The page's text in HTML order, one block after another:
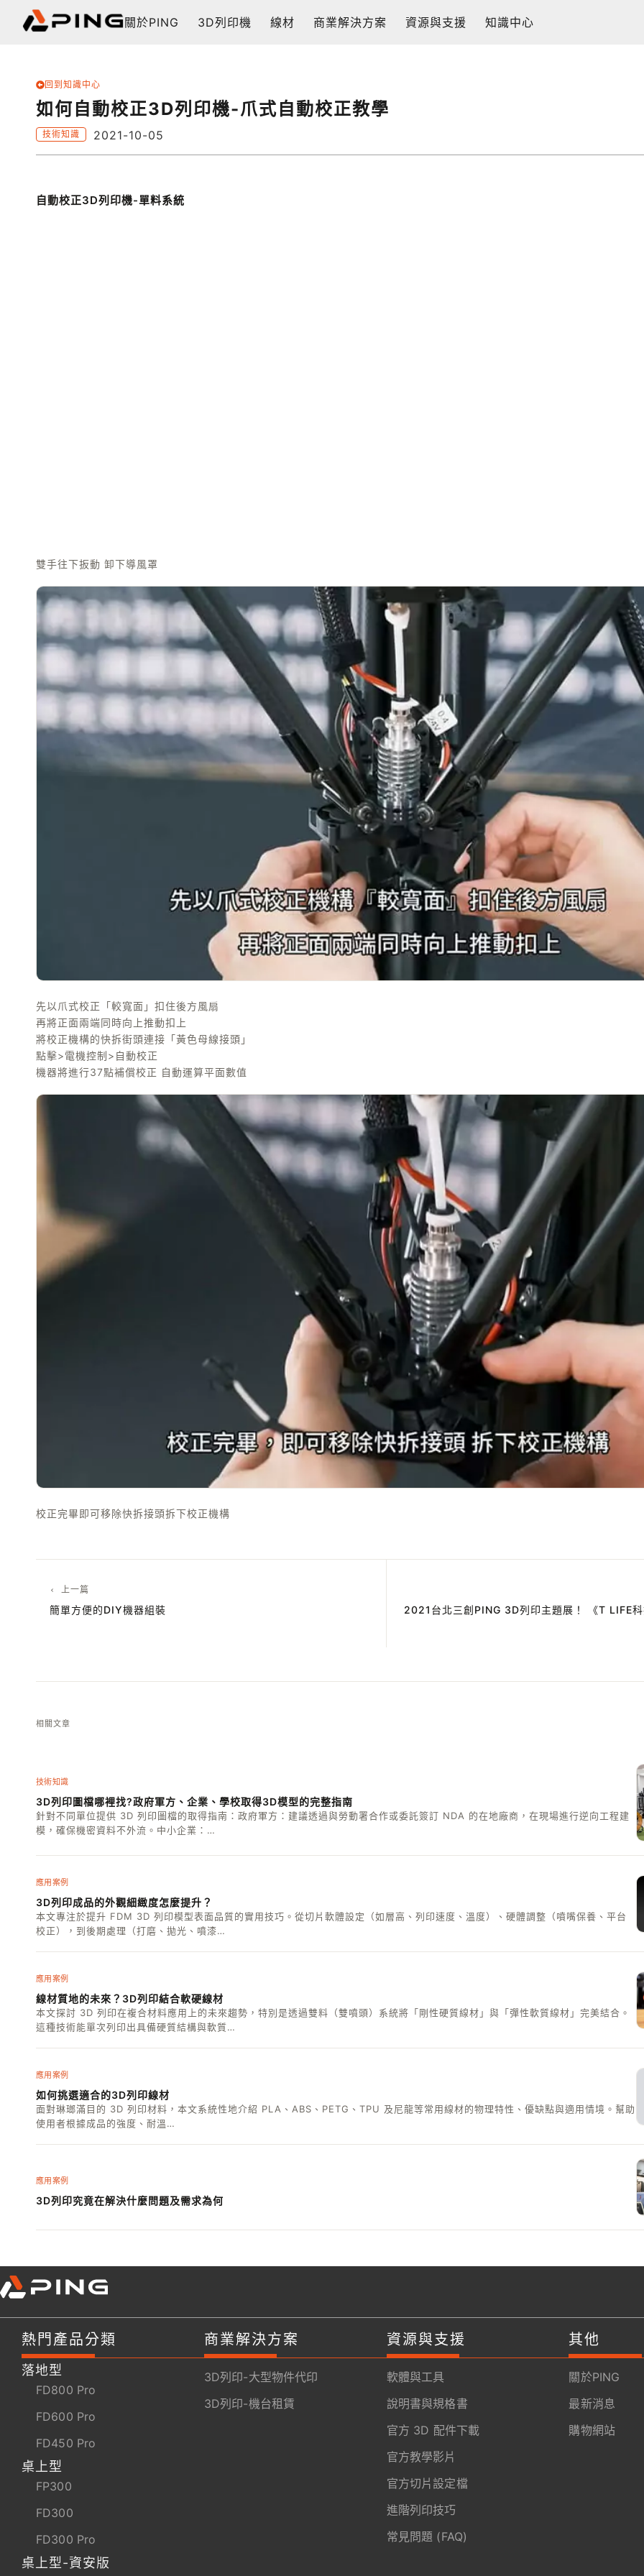
關於PING 3D列印機 線材 商業解決方案 資源與支援 知識中心
回到知識中心
如何自動校正3D列印機-爪式自動校正教學
技術知識 2021-10-05
自動校正3D列印機-單料系統
雙手往下扳動 卸下導風罩
先以爪式校正「較寬面」扣住後方風扇
再將正面兩端同時向上推動扣上
將校正機構的快拆街頭連接「黃色母線接頭」
點擊>電機控制>自動校正
機器將進行37點補償校正 自動運算平面數值
校正完畢即可移除快拆接頭拆下校正機構
‹ 上一篇
簡單方便的DIY機器組裝 2021台北三創PING 3D列印主題展！ 《T LIFE
相關文章
技術知識
3D列印圖檔哪裡找?政府軍方、企業、學校取得3D模型的完整指南
針對不同單位提供 3D 列印圖檔的取得指南：政府軍方：建議透過與勞動署合作或委託簽訂 NDA 的在地廠商，在現場進行逆向工程建
模，確保機密資料不外流。中小企業：…
應用案例
3D列印成品的外觀細緻度怎麼提升？
本文專注於提升 FDM 3D 列印模型表面品質的實用技巧。從切片軟體設定（如層高、列印速度、溫度）、硬體調整（噴嘴保養、平台
校正），到後期處理（打磨、拋光、噴漆…
應用案例
線材質地的未來？3D列印結合軟硬線材
本文探討 3D 列印在複合材料應用上的未來趨勢，特別是透過雙料（雙噴頭）系統將「剛性硬質線材」與「彈性軟質線材」完美結合。
這種技術能單次列印出具備硬質結構與軟質…
應用案例
如何挑選適合的3D列印線材
面對琳瑯滿目的 3D 列印材料，本文系統性地介紹 PLA、ABS、PETG、TPU 及尼龍等常用線材的物理特性、優缺點與適用情境。幫助
使用者根據成品的強度、耐溫…
應用案例
3D列印究竟在解決什麼問題及需求為何
熱門產品分類
落地型
FD800 Pro
FD600 Pro
FD450 Pro
桌上型
FP300
FD300
FD300 Pro
桌上型-資安版
商業解決方案
3D列印-大型物件代印
3D列印-機台租賃
資源與支援
軟體與工具
說明書與規格書
官方 3D 配件下載
官方教學影片
官方切片設定檔
進階列印技巧
常見問題 (FAQ)
其他
關於PING
最新消息
購物網站